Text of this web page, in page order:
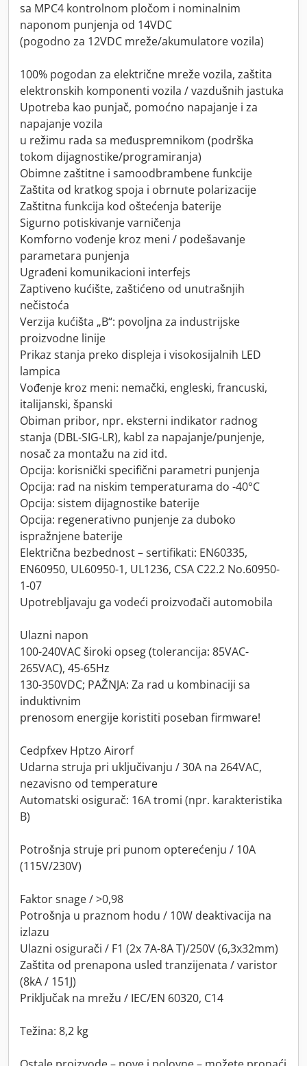
sa MPC4 kontrolnom pločom i nominalnim
naponom punjenja od 14VDC
(pogodno za 12VDC mreže/akumulatore vozila)
100% pogodan za električne mreže vozila, zaštita
elektronskih komponenti vozila / vazdušnih jastuka
Upotreba kao punjač, pomoćno napajanje i za
napajanje vozila
u režimu rada sa međuspremnikom (podrška
tokom dijagnostike/programiranja)
Obimne zaštitne i samoodbrambene funkcije
Zaštita od kratkog spoja i obrnute polarizacije
Zaštitna funkcija kod oštećenja baterije
Sigurno potiskivanje varničenja
Komforno vođenje kroz meni / podešavanje
parametara punjenja
Ugrađeni komunikacioni interfejs
Zaptiveno kućište, zaštićeno od unutrašnjih
nečistoća
Verzija kućišta „B“: povoljna za industrijske
proizvodne linije
Prikaz stanja preko displeja i visokosijalnih LED
lampica
Vođenje kroz meni: nemački, engleski, francuski,
italijanski, španski
Obiman pribor, npr. eksterni indikator radnog
stanja (DBL-SIG-LR), kabl za napajanje/punjenje,
nosač za montažu na zid itd.
Opcija: korisnički specifični parametri punjenja
Opcija: rad na niskim temperaturama do -40°C
Opcija: sistem dijagnostike baterije
Opcija: regenerativno punjenje za duboko
ispražnjene baterije
Električna bezbednost – sertifikati: EN60335,
EN60950, UL60950-1, UL1236, CSA C22.2 No.60950-
1-07
Upotrebljavaju ga vodeći proizvođači automobila
Ulazni napon
100-240VAC široki opseg (tolerancija: 85VAC-
265VAC), 45-65Hz
130-350VDC; PAŽNJA: Za rad u kombinaciji sa
induktivnim
prenosom energije koristiti poseban firmware!
Cedpfxev Hptzo Airorf
Udarna struja pri uključivanju / 30A na 264VAC,
nezavisno od temperature
Automatski osigurač: 16A tromi (npr. karakteristika
B)
Potrošnja struje pri punom opterećenju / 10A
(115V/230V)
Faktor snage / >0,98
Potrošnja u praznom hodu / 10W deaktivacija na
izlazu
Ulazni osigurači / F1 (2x 7A-8A T)/250V (6,3x32mm)
Zaštita od prenapona usled tranzijenata / varistor
(8kA / 151J)
Priključak na mrežu / IEC/EN 60320, C14
Težina: 8,2 kg